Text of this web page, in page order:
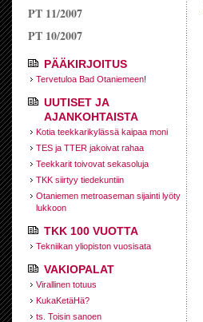
PT 11/2007
PT 10/2007
PÄÄKIRJOITUS
Tervetuloa Bad Otaniemeen!
UUTISET JA
AJANKOHTAISTA
Kotia teekkarikylässä kaipaa moni
TES ja TTER jakoivat rahaa
Teekkarit toivovat sekasoluja
TKK siirtyy tiede­kuntiin
Otaniemen metroaseman sijainti lyöty
lukkoon
TKK 100 VUOTTA
Tekniikan yliopiston vuosisata
VAKIOPALAT
Virallinen totuus
KukaKetäHä?
ts. Toisin sanoen